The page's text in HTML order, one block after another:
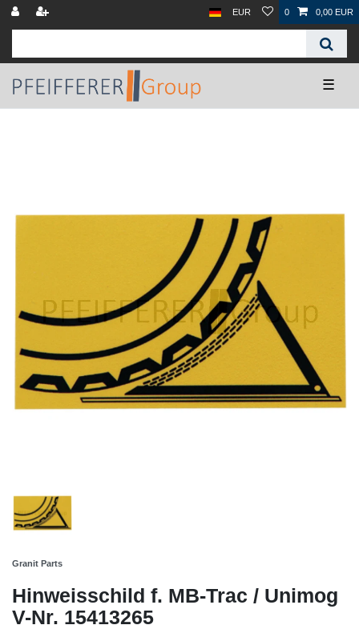
EUR 0 0,00 EUR
☰
Granit Parts
Hinweisschild f. MB-Trac / Unimog
V-Nr. 15413265